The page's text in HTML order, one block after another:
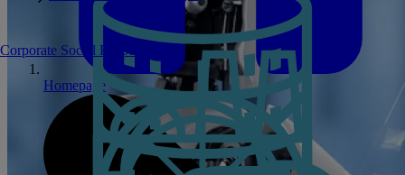
Corporate Social Responsibility
Homepage